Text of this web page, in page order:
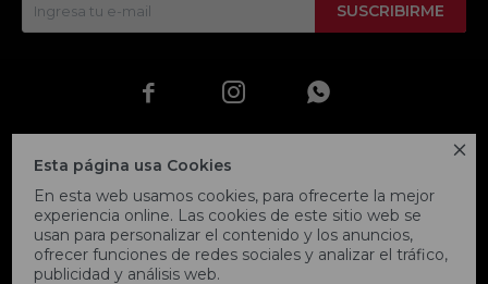

Esta página usa Cookies
En esta web usamos cookies, para ofrecerte la mejor
experiencia online. Las cookies de este sitio web se
usan para personalizar el contenido y los anuncios,
ofrecer funciones de redes sociales y analizar el tráfico,
publicidad y análisis web.
SUSCRIBIRME
  